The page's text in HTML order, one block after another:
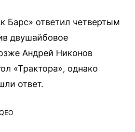
Барс» ответил четвертым
двушайбовое
Андрей Никонов
«Трактора», однако
ответ.